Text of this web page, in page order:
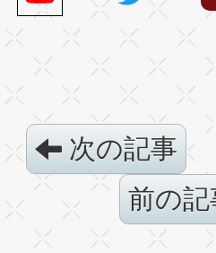
次の記事
前の記